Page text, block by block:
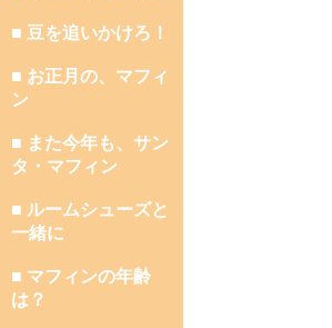
■ 豆を追いかけろ！
■ お正月の、マフィ
ン
■ また今年も、サン
タ・マフィン
■ ルームシューズと
一緒に
■ マフィンの年齢
は？